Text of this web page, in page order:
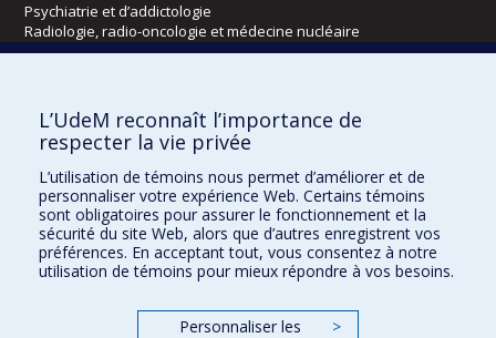
Psychiatrie et d’addictologie
Radiologie, radio-oncologie et médecine nucléaire
Kinésiologie et des sciences de l’activité physique
Orthophonie et audiologie
Réadaptation
Directions
DPC
CPASS
L’UdeM reconnaît l’importance de
respecter la vie privée
L’utilisation de témoins nous permet d’améliorer et de
personnaliser votre expérience Web. Certains témoins
sont obligatoires pour assurer le fonctionnement et la
sécurité du site Web, alors que d’autres enregistrent vos
préférences. En acceptant tout, vous consentez à notre
utilisation de témoins pour mieux répondre à vos besoins.
Personnaliser les
>